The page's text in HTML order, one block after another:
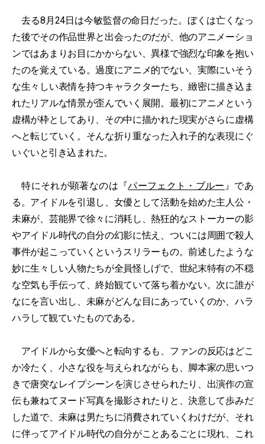
去る8月24日は今敏監督の命日だった。ぼくは亡くなっ
た後でその作品世界と出会ったのだが、他のアニメーショ
ンではあまりお目にかからない、異様で強烈な印象を抱い
たのを覚えている。過度にアニメ的でない、実際にいそう
な生々しい表情を持つキャラクターたち、緻密に描き込ま
れたリアルな情景が歪んでいく展開。最初にアニメという
虚構が枠としてあり、その中に描かれた現実がさらに虚構
へと転じていく。そんな折り重なった入れ子的な表現にぐ
いぐいと引き込まれた。
特にそれが顕著なのは『パーフェクト・ブルー 』であ
る。アイドルを引退し、女優として活動を始めた主人公・
未麻が、芸能界で徐々に消耗し、熱狂的なストーカーの影
やアイドル時代の自分の幻影に怯え、ついには周囲で殺人
事件が起こっていくというスリラーもの。前述したような
妙に生々しい人物たちが全員怪しげで、世紀末特有の不穏
な空気も手伝って、終始観ていて落ち着かない。次に誰が
なにを言い出し、未麻がどんな目にあっていくのか、ハラ
ハラして観ていたものである。
アイドルから女優へと転向するも、ファンの反応はどこ
か冷たく、小さな役を与えられながらも、脚本家の思いつ
きで唐突なレイプシーンを演じさせられたり、出演作の宣
伝も兼ねてヌード写真を撮影されたりと、決意して歩みだ
した道で、未麻は男たちに消費されていくわけだが、それ
に伴ってアイドル時代の自分がことあるごとに現れ、これ